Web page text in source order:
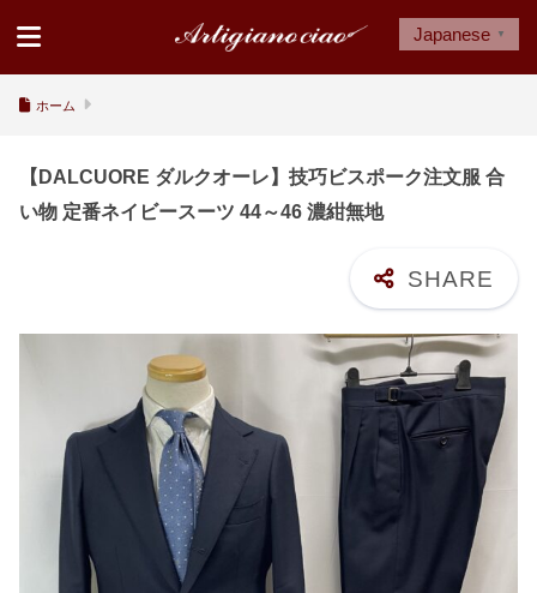
ホーム
【DALCUORE ダルクオーレ】技巧ビスポーク注文服 合
い物 定番ネイビースーツ 44～46 濃紺無地
Japanese ▼